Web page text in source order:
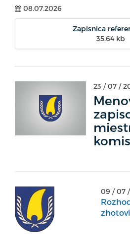
08.07.2026
Zapisnica
35.64 kb
23 / 07 /
09 / 07